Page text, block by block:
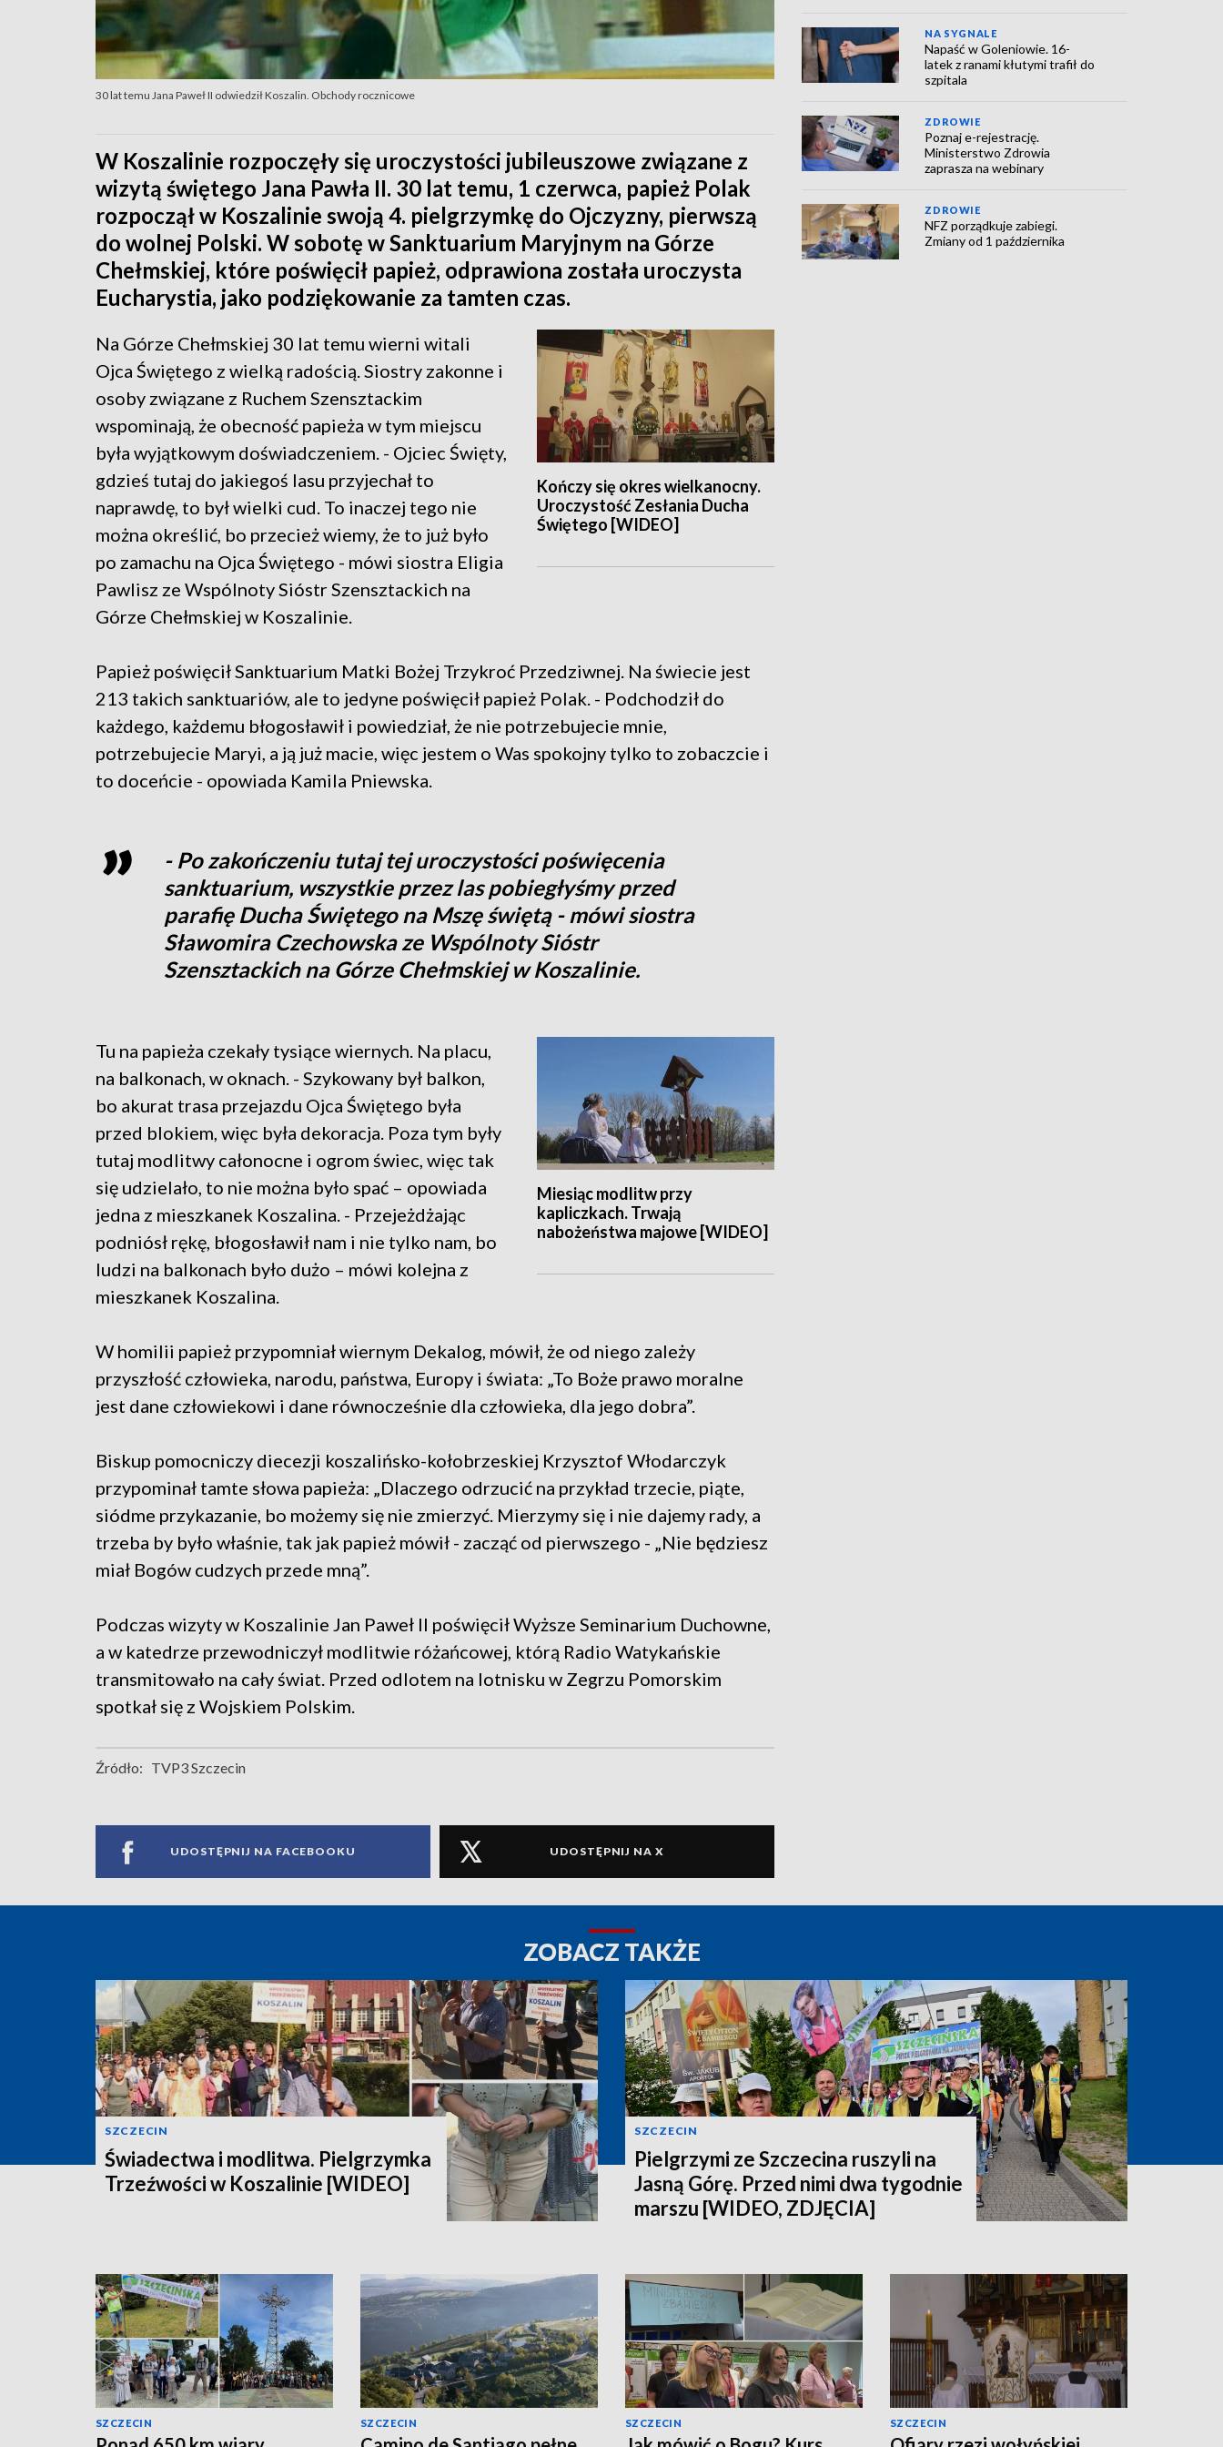
30 lat temu Jana Paweł II odwiedził Koszalin. Obchody rocznicowe
W Koszalinie rozpoczęły się uroczystości jubileuszowe związane z
wizytą świętego Jana Pawła II. 30 lat temu, 1 czerwca, papież Polak
rozpoczął w Koszalinie swoją 4. pielgrzymkę do Ojczyzny, pierwszą
do wolnej Polski. W sobotę w Sanktuarium Maryjnym na Górze
Chełmskiej, które poświęcił papież, odprawiona została uroczysta
Eucharystia, jako podziękowanie za tamten czas.
Kończy się okres wielkanocny.
Uroczystość Zesłania Ducha
Świętego [WIDEO]
Na Górze Chełmskiej 30 lat temu wierni witali
Ojca Świętego z wielką radością. Siostry zakonne i
osoby związane z Ruchem Szensztackim
wspominają, że obecność papieża w tym miejscu
była wyjątkowym doświadczeniem. - Ojciec Święty,
gdzieś tutaj do jakiegoś lasu przyjechał to
naprawdę, to był wielki cud. To inaczej tego nie
można określić, bo przecież wiemy, że to już było
po zamachu na Ojca Świętego - mówi siostra Eligia
Pawlisz ze Wspólnoty Sióstr Szensztackich na
Górze Chełmskiej w Koszalinie.
Papież poświęcił Sanktuarium Matki Bożej Trzykroć Przedziwnej. Na świecie jest
213 takich sanktuariów, ale to jedyne poświęcił papież Polak. - Podchodził do
każdego, każdemu błogosławił i powiedział, że nie potrzebujecie mnie,
potrzebujecie Maryi, a ją już macie, więc jestem o Was spokojny tylko to zobaczcie i
to doceńcie - opowiada Kamila Pniewska.
- Po zakończeniu tutaj tej uroczystości poświęcenia
sanktuarium, wszystkie przez las pobiegłyśmy przed
parafię Ducha Świętego na Mszę świętą - mówi siostra
Sławomira Czechowska ze Wspólnoty Sióstr
Szensztackich na Górze Chełmskiej w Koszalinie.
Miesiąc modlitw przy
kapliczkach. Trwają
nabożeństwa majowe [WIDEO]
Tu na papieża czekały tysiące wiernych. Na placu,
na balkonach, w oknach. - Szykowany był balkon,
bo akurat trasa przejazdu Ojca Świętego była
przed blokiem, więc była dekoracja. Poza tym były
tutaj modlitwy całonocne i ogrom świec, więc tak
się udzielało, to nie można było spać – opowiada
jedna z mieszkanek Koszalina. - Przejeżdżając
podniósł rękę, błogosławił nam i nie tylko nam, bo
ludzi na balkonach było dużo – mówi kolejna z
mieszkanek Koszalina.
W homilii papież przypomniał wiernym Dekalog, mówił, że od niego zależy
przyszłość człowieka, narodu, państwa, Europy i świata: „To Boże prawo moralne
jest dane człowiekowi i dane równocześnie dla człowieka, dla jego dobra”.
Biskup pomocniczy diecezji koszalińsko-kołobrzeskiej Krzysztof Włodarczyk
przypominał tamte słowa papieża: „Dlaczego odrzucić na przykład trzecie, piąte,
siódme przykazanie, bo możemy się nie zmierzyć. Mierzymy się i nie dajemy rady, a
trzeba by było właśnie, tak jak papież mówił - zacząć od pierwszego - „Nie będziesz
miał Bogów cudzych przede mną”.
Podczas wizyty w Koszalinie Jan Paweł II poświęcił Wyższe Seminarium Duchowne,
a w katedrze przewodniczył modlitwie różańcowej, którą Radio Watykańskie
transmitowało na cały świat. Przed odlotem na lotnisku w Zegrzu Pomorskim
spotkał się z Wojskiem Polskim.
Źródło: TVP3 Szczecin
UDOSTĘPNIJ NA FACEBOOKU UDOSTĘPNIJ NA X
NA SYGNALE
Napaść w Goleniowie. 16-
latek z ranami kłutymi trafił do
szpitala
ZDROWIE
Poznaj e-rejestrację.
Ministerstwo Zdrowia
zaprasza na webinary
ZDROWIE
NFZ porządkuje zabiegi.
Zmiany od 1 października
ZOBACZ TAKŻE
SZCZECIN
Świadectwa i modlitwa. Pielgrzymka
Trzeźwości w Koszalinie [WIDEO]
SZCZECIN
Pielgrzymi ze Szczecina ruszyli na
Jasną Górę. Przed nimi dwa tygodnie
marszu [WIDEO, ZDJĘCIA]
SZCZECIN SZCZECIN SZCZECIN SZCZECIN